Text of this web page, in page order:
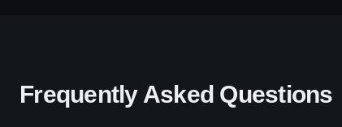
Frequently Asked Questions